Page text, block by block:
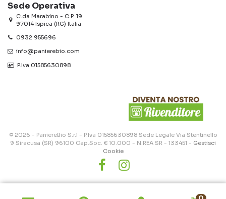
Sede Operativa
C.da Marabino - C.P. 19
97014 Ispica (RG) Italia
0932 955696
info@panierebio.com
‎‎‎‎‎ P.Iva 01585630898
© 2026 - PaniereBio S.r.l - P.Iva 01585630898 Sede Legale Via Stentinello
9 Siracusa (SR) 96100 Cap.Soc. € 10.000 - N.REA SR - 133451 - Gestisci
Cookie